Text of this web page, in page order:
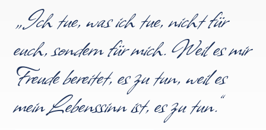
„Ich tue, was ich tue, nicht für
euch, sondern für mich. Weil es mir
Freude bereitet, es zu tun, weil es
mein Lebenssinn ist, es zu tun.“